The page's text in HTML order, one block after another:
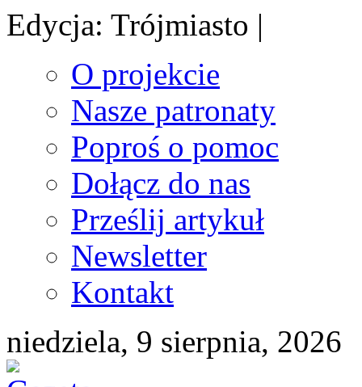
Edycja: Trójmiasto |
O projekcie
Nasze patronaty
Poproś o pomoc
Dołącz do nas
Prześlij artykuł
Newsletter
Kontakt
niedziela, 9 sierpnia, 2026